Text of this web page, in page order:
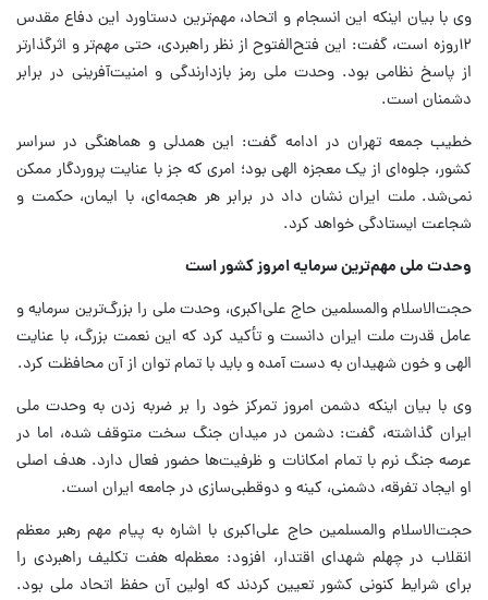
وی با بیان اینکه این انسجام و اتحاد، مهم‌ترین دستاورد این دفاع مقدس
۱۲روزه است، گفت: این فتح‌الفتوح از نظر راهبردی، حتی مهم‌تر و اثرگذارتر
از پاسخ نظامی بود. وحدت ملی رمز بازدارندگی و امنیت‌آفرینی در برابر
دشمنان است.
خطیب جمعه تهران در ادامه گفت: این همدلی و هماهنگی در سراسر
کشور، جلوه‌ای از یک معجزه الهی بود؛ امری که جز با عنایت پروردگار ممکن
نمی‌شد. ملت ایران نشان داد در برابر هر هجمه‌ای، با ایمان، حکمت و
شجاعت ایستادگی خواهد کرد.
وحدت ملی مهم‌ترین سرمایه امروز کشور است
حجت‌الاسلام والمسلمین حاج علی‌اکبری، وحدت ملی را بزرگ‌ترین سرمایه و
عامل قدرت ملت ایران دانست و تأکید کرد که این نعمت بزرگ، با عنایت
الهی و خون شهیدان به دست آمده و باید با تمام توان از آن محافظت کرد.
وی با بیان اینکه دشمن امروز تمرکز خود را بر ضربه زدن به وحدت ملی
ایران گذاشته، گفت: دشمن در میدان جنگ سخت متوقف شده، اما در
عرصه جنگ نرم با تمام امکانات و ظرفیت‌ها حضور فعال دارد. هدف اصلی
او ایجاد تفرقه، دشمنی، کینه و دوقطبی‌سازی در جامعه ایران است.
حجت‌الاسلام والمسلمین حاج علی‌اکبری با اشاره به پیام مهم رهبر معظم
انقلاب در چهلم شهدای اقتدار، افزود: معظم‌له هفت تکلیف راهبردی را
برای شرایط کنونی کشور تعیین کردند که اولین آن حفظ اتحاد ملی بود.